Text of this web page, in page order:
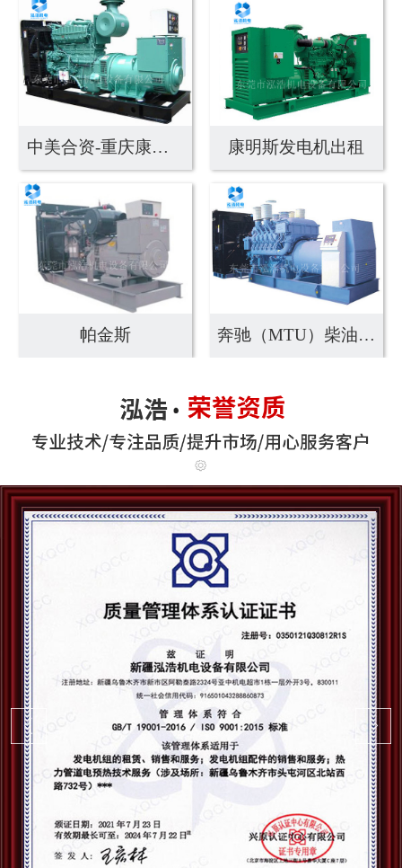
中美合资-重庆康明斯 康明斯发电机出租
帕金斯 奔驰（MTU）柴油发...